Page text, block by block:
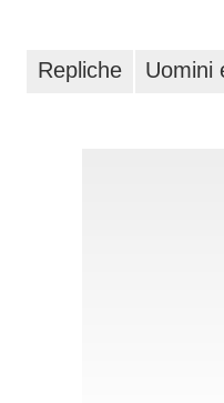
Repliche Uomini